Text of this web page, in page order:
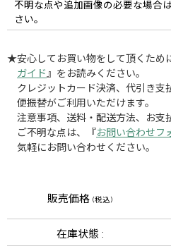
不明な点や追加画像の必要な場合
さい。
★安心してお買い物をして頂くため
ガイド 』をお読みください。
クレジットカード決済、代引き支
便振替がご利用いただけます。
注意事項、送料・配送方法、お支
ご不明な点は、『お問い合わせフ
気軽にお問い合わせください。
販売価格 (税込)
在庫状態 :